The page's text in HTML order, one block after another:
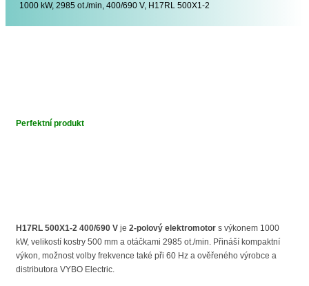
1000 kW, 2985 ot./min, 400/690 V, H17RL 500X1-2
Perfektní produkt
H17RL 500X1-2 400/690 V je 2-polový elektromotor s výkonem 1000
kW, velikostí kostry 500 mm a otáčkami 2985 ot./min. Přináší kompaktní
výkon, možnost volby frekvence také při 60 Hz a ověřeného výrobce a
distributora VYBO Electric.